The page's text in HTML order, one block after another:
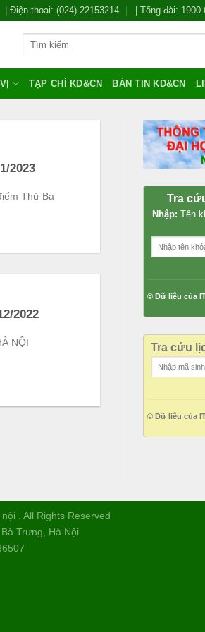
| Điện thoại: (024)-22153214 | Tổng đài:
TẠP CHÍ KD&CN BẢN TIN KD&CN
2023
Thứ Ba
2022
NỘI
Tra
Nhập: Tên
© Dữ liệu của
Tra cứu
© Dữ liệu của
. All Rights Reserved
Trưng, Hà Nội